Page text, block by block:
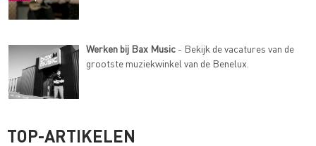
Werken bij Bax Music - Bekijk de vacatures van de
grootste muziekwinkel van de Benelux.
TOP-ARTIKELEN